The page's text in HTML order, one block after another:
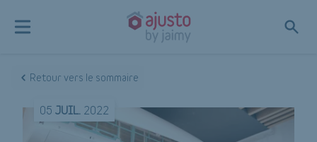
Retour vers le sommaire
05 JUIL. 2022